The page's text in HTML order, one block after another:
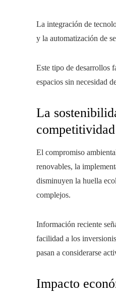
La integración de
y la automatización de
Este tipo de desarrollos
espacios sin necesidad
La
competitividad
El compromiso
renovables, la
disminuyen la huella
complejos.
Información reciente
facilidad a los
pasan a considerarse
Impacto